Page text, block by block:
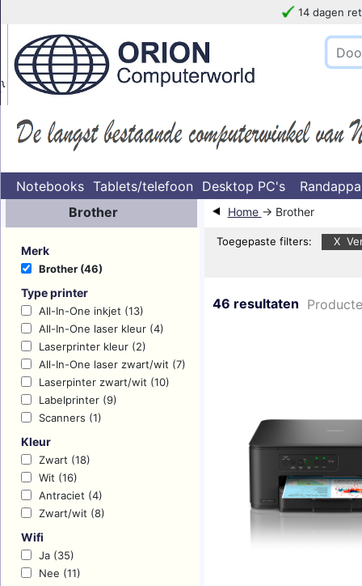
14 dagen
!!!!! LET
}
Notebooks Tablets/telefoon Desktop PC's
Brother
Merk
Brother (46)
Type printer
All-In-One inkjet (13)
All-In-One laser kleur (4)
Laserprinter kleur (2)
All-In-One laser zwart/wit (7)
Laserpinter zwart/wit (10)
Labelprinter (9)
Scanners (1)
Kleur
Zwart (18)
Wit (16)
Antraciet (4)
Zwart/wit (8)
Wifi
Ja (35)
Nee (11)
Home → Brother
Toegepaste filters: X
46 resultaten